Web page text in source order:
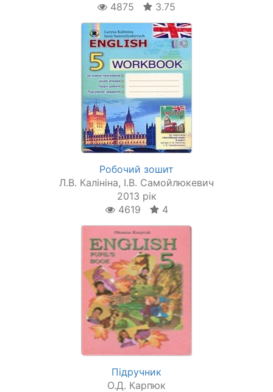
4875
3.75
Робочий зошит
Л.В. Калініна, І.В. Самойлюкевич
2013 рік
4619
4
Підручник
О.Д. Карпюк